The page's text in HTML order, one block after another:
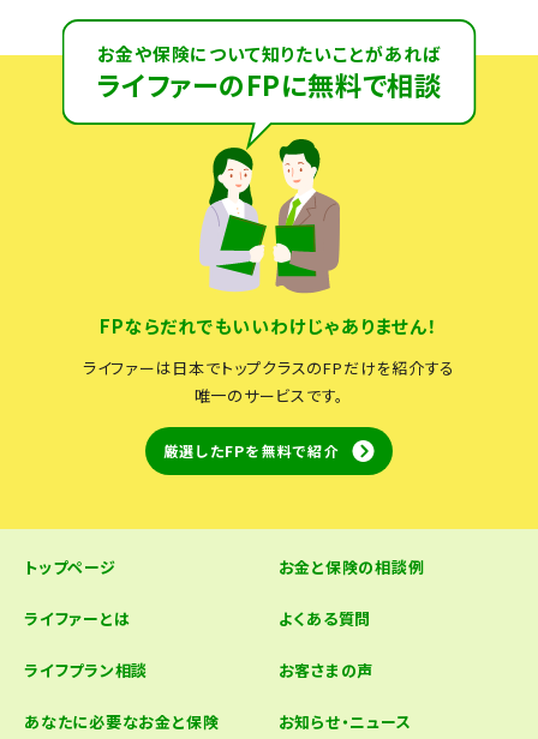
お金や保険について知りたいことがあれば
ライファーのFPに無料で相談
FPならだれでもいいわけじゃありません！
ライファーは日本でトップクラスのFPだけを紹介する
唯一のサービスです。
厳選したFPを無料で紹介
トップページ
ライファーとは
ライフプラン相談
あなたに必要なお金と保険
お金と保険の相談例
よくある質問
お客さまの声
お知らせ・ニュース